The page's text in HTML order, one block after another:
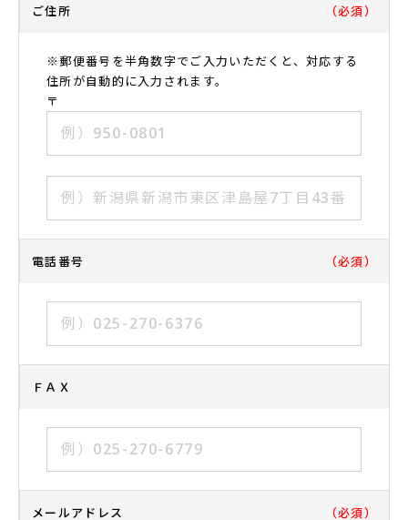
ご住所 （必須）
※郵便番号を半角数字でご入力いただくと、対応する
住所が自動的に入力されます。
〒
電話番号 （必須）
ＦＡＸ
メールアドレス （必須）